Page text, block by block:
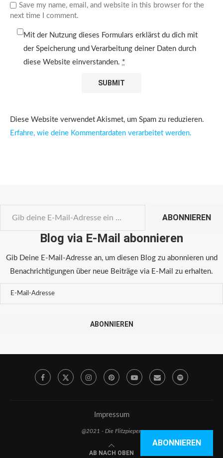
Save my name, email, and website in this browser for the
next time I comment.
Mit der Nutzung dieses Formulars erklärst du dich mit
der Speicherung und Verarbeitung deiner Daten durch
diese Website einverstanden. *
Diese Website verwendet Akismet, um Spam zu reduzieren.
Erfahre, wie deine Kommentardaten verarbeitet werden.
ABONNIEREN
Blog via E-Mail abonnieren
Gib Deine E-Mail-Adresse an, um diesen Blog zu abonnieren und
Benachrichtigungen über neue Beiträge via E-Mail zu erhalten.
ABONNIEREN
Impressum
@2021 - Die Flitzpiepen
AB NACH OBEN
ABONNIEREN